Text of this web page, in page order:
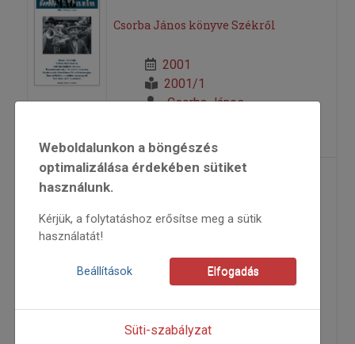
Csorba János könyve Székről
2001
2001/1
Csorba János
Beszélgetés a 70 éves
Novák Ferenccel
2001
=>
Weboldalunkon a böngészés
optimalizálása érdekében sütiket
használunk.
Kérjük, a folytatáshoz erősítse meg a sütik
használatát!
Beállítások Elfogadás
Süti-szabályzat